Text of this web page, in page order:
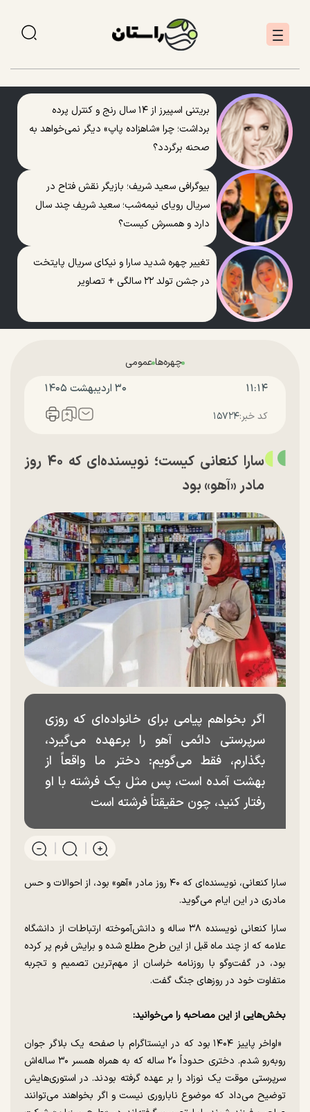
بریتنی اسپیرز از ۱۴ سال رنج و کنترل پرده
برداشت؛ چرا «شاهزاده پاپ» دیگر نمی‌خواهد به
صحنه برگردد؟
بیوگرافی سعید شریف؛ بازیگر نقش فتاح در
سریال رویای نیمه‌شب؛ سعید شریف چند سال
دارد و همسرش کیست؟
تغییر چهره شدید سارا و نیکای سریال پایتخت
در جشن تولد ۲۲ سالگی + تصاویر
چهره‌هاعمومی
۱۱:۱۴ ۳۰ ارديبهشت ۱۴۰۵
کد خبر:۱۵۷۲۴
سارا کنعانی کیست؛ نویسنده‌ای که ۴۰ روز
مادر «آهو» بود
اگر بخواهم پیامی برای خانواده‌ای که روزی
سرپرستی دائمی آهو را برعهده می‌گیرد،
بگذارم، فقط می‌گویم: دختر ما واقعاً از
بهشت آمده است، پس مثل یک فرشته با او
رفتار کنید، چون حقیقتاً فرشته است
سارا کنعانی، نویسنده‌ای که ۴۰ روز مادر «آهو» بود، از احوالات و حس
مادری در این ایام می‌گوید.
سارا کنعانی نویسنده ۳۸ ساله و دانش‌آموخته ارتباطات از دانشگاه
علامه که از چند ماه قبل از این طرح مطلع شده و برایش فرم پر کرده
بود، در گفت‌و‌گو با روزنامه خراسان از مهم‌ترین تصمیم و تجربه
متفاوت خود در روز‌های جنگ گفت.
بخش‌هایی از این مصاحبه را می‌خوانید:
«اواخر پاییز ۱۴۰۴ بود که در اینستاگرام با صفحه یک بلاگر جوان
روبه‌رو شدم. دختری حدوداً ۲۰ ساله که به همراه همسر ۳۰ ساله‌اش
سرپرستی موقت یک نوزاد را بر عهده گرفته بودند. در استوری‌هایش
توضیح می‌داد که موضوع ناباروری نیست و اگر بخواهند می‌توانند